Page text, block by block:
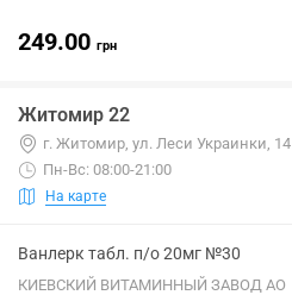
249.00 грн
Житомир 22
г. Житомир, ул. Леси Украинки, 14
Пн-Вс: 08:00-21:00
На карте
Ванлерк табл. п/о 20мг №30
КИЕВСКИЙ ВИТАМИННЫЙ ЗАВОД АО